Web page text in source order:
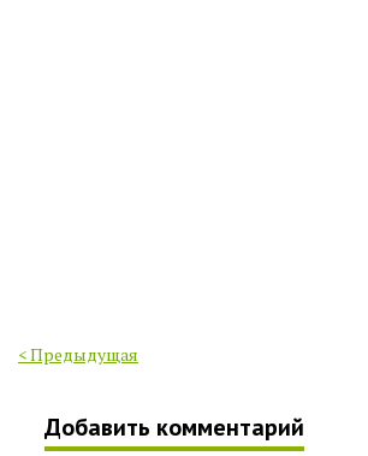
< Предыдущая
Добавить комментарий